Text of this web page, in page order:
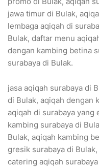
jawa timur di Bulak,
lembaga aqiqah di
Bulak, daftar menu
dengan kambing betina
surabaya di Bulak.
jasa aqiqah surabaya di
di Bulak, aqiqah dengan
aqiqah di surabaya yang
kambing surabaya di
Bulak, aqiqah kambing
gresik surabaya di
catering aqiqah